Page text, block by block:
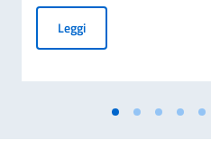
LeggiBORSE DI STUDIO